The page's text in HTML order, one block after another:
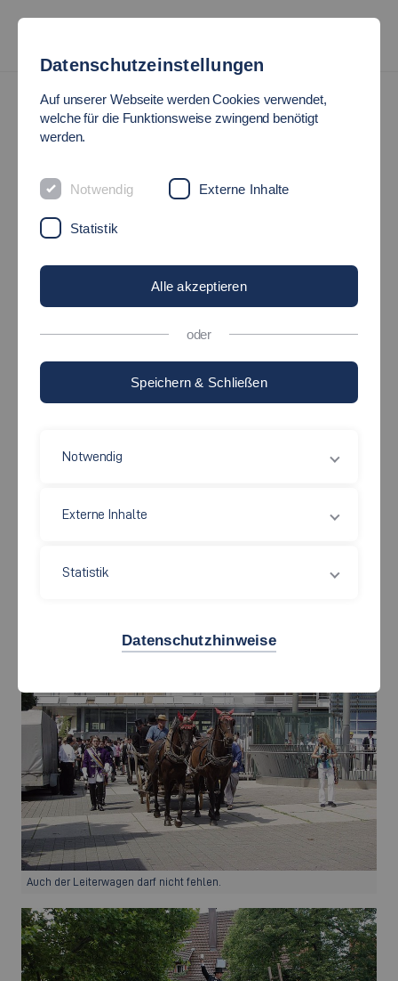
#HOCHSCHULE_INSIDE:
100 JAHRE
KANDELMARSCH!
14.06.2022HochschuleInside
Vom Campus Stadtmitte geht es los.
Auch der Leiterwagen darf nicht fehlen.
Datenschutzeinstellungen
Auf unserer Webseite werden Cookies verwendet,
welche für die Funktionsweise zwingend benötigt
werden.
Notwendig Externe Inhalte
Statistik
Alle akzeptieren
oder
Speichern & Schließen
Notwendig
Externe Inhalte
Statistik
Datenschutzhinweise